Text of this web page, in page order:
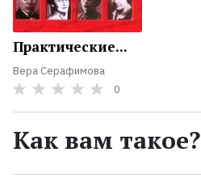
Практические...
Вера Серафимова
0
Как вам такое?